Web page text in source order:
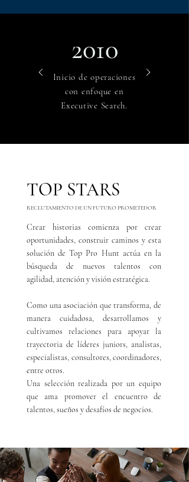
2010
Inicio de operaciones
con enfoque en
Executive Search.
TOP STARS
RECLUTAMIENTO DE UN FUTURO PROMETEDOR
Crear historias comienza por crear
oportunidades, construir caminos y esta
solución de Top Pro Hunt actúa en la
búsqueda de nuevos talentos con
agilidad, atención y visión estratégica.
Como una asociación que transforma, de
manera cuidadosa, desarrollamos y
cultivamos relaciones para apoyar la
trayectoria de líderes juniors, analistas,
especialistas, consultores, coordinadores,
entre otros.
Una selección realizada por un equipo
que ama promover el encuentro de
talentos, sueños y desafíos de negocios.